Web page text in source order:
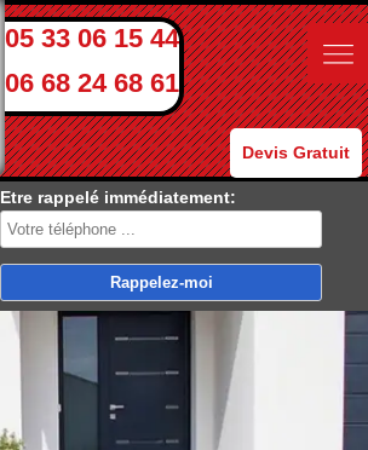
05 33 06 15 44
06 68 24 68 61
Devis Gratuit
Etre rappelé immédiatement: